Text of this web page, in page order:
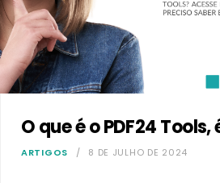
O que é o PDF24
ARTIGOS 8 DE JULHO DE 2024